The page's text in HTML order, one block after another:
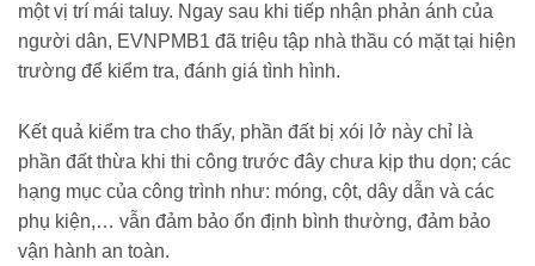
một vị trí mái taluy. Ngay sau khi tiếp nhận phản ánh của
người dân, EVNPMB1 đã triệu tập nhà thầu có mặt tại hiện
trường để kiểm tra, đánh giá tình hình.
Kết quả kiểm tra cho thấy, phần đất bị xói lở này chỉ là
phần đất thừa khi thi công trước đây chưa kịp thu dọn; các
hạng mục của công trình như: móng, cột, dây dẫn và các
phụ kiện,… vẫn đảm bảo ổn định bình thường, đảm bảo
vận hành an toàn.